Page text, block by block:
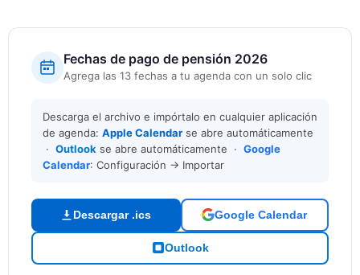
Fechas de pago de pensión 2026
Agrega las 13 fechas a tu agenda con un solo clic
Descarga el archivo e impórtalo en cualquier aplicación
de agenda: Apple Calendar se abre automáticamente
· Outlook se abre automáticamente · Google
Calendar: Configuración → Importar
Descargar .ics Google Calendar
Outlook